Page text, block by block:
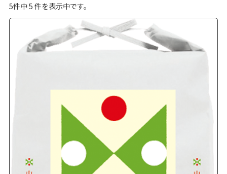
5件中5 件を表示中です。